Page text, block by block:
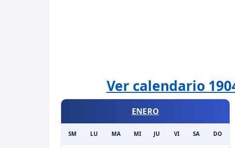
Ver calendario
ENERO
SM LU MA MI JU VI SA DO